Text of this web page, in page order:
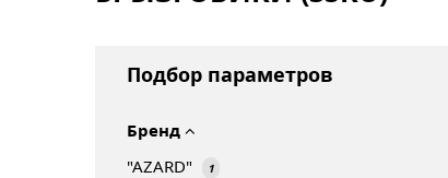
Подбор параметров
Бренд
"AZARD"
1